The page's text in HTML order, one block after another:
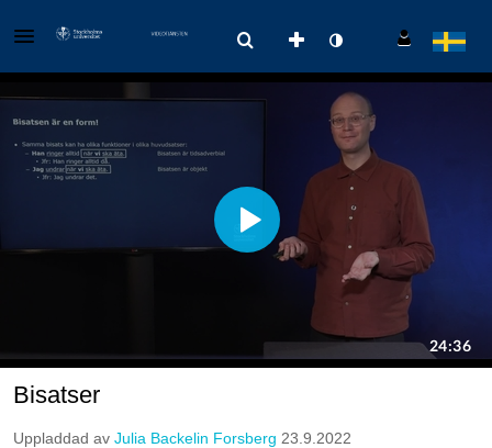
Bisatser
Uppladdad av Julia Backelin Forsberg 23.9.2022